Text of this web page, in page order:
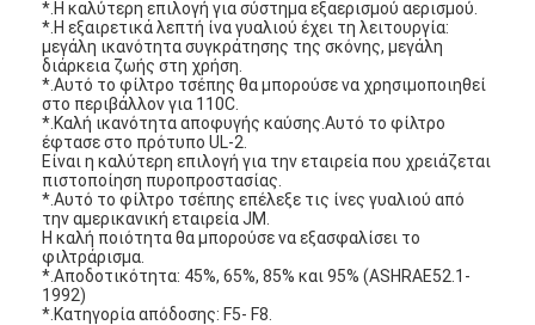
*.Η καλύτερη επιλογή για σύστημα εξαερισμού αερισμού.
*.Η εξαιρετικά λεπτή ίνα γυαλιού έχει τη λειτουργία:
μεγάλη ικανότητα συγκράτησης της σκόνης, μεγάλη
διάρκεια ζωής στη χρήση.
*.Αυτό το φίλτρο τσέπης θα μπορούσε να χρησιμοποιηθεί
στο περιβάλλον για 110C.
*.Καλή ικανότητα αποφυγής καύσης.Αυτό το φίλτρο
έφτασε στο πρότυπο UL-2.
Είναι η καλύτερη επιλογή για την εταιρεία που χρειάζεται
πιστοποίηση πυροπροστασίας.
*.Αυτό το φίλτρο τσέπης επέλεξε τις ίνες γυαλιού από
την αμερικανική εταιρεία JM.
Η καλή ποιότητα θα μπορούσε να εξασφαλίσει το
φιλτράρισμα.
*.Αποδοτικότητα: 45%, 65%, 85% και 95% (ASHRAE52.1-
1992)
*.Κατηγορία απόδοσης: F5- F8.